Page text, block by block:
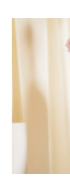
MODA &